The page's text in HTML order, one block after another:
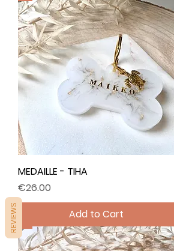
MEDAILLE - TIHA
Price
€26.00
Add to Cart
REVIEWS